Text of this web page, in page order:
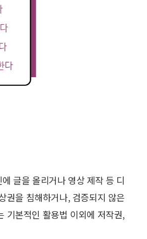
글을 올리거나 영상 제작 등 디
권을 침해하거나, 검증되지 않은
기본적인 활용법 이외에 저작권,